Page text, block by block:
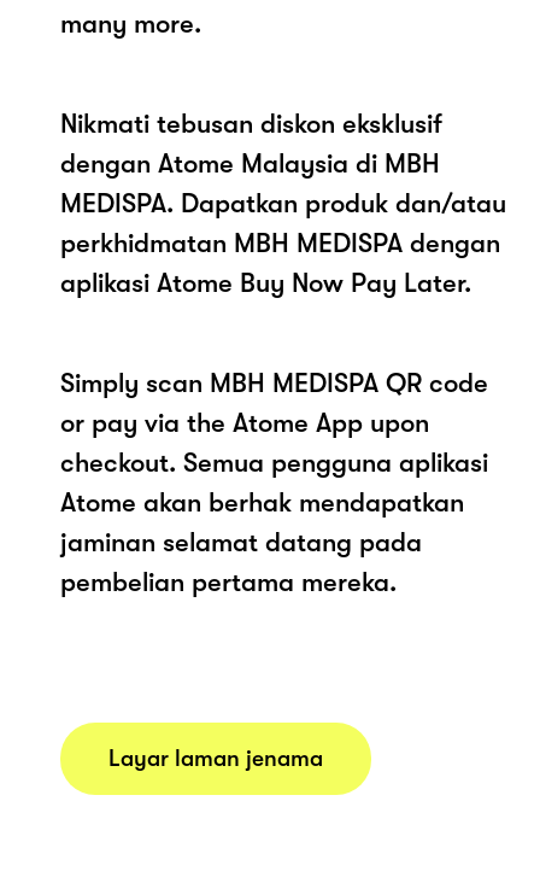
many more.
Nikmati tebusan diskon eksklusif
dengan Atome Malaysia di MBH
MEDISPA. Dapatkan produk dan/atau
perkhidmatan MBH MEDISPA dengan
aplikasi Atome Buy Now Pay Later.
Simply scan MBH MEDISPA QR code
or pay via the Atome App upon
checkout. Semua pengguna aplikasi
Atome akan berhak mendapatkan
jaminan selamat datang pada
pembelian pertama mereka.
Layar laman jenama